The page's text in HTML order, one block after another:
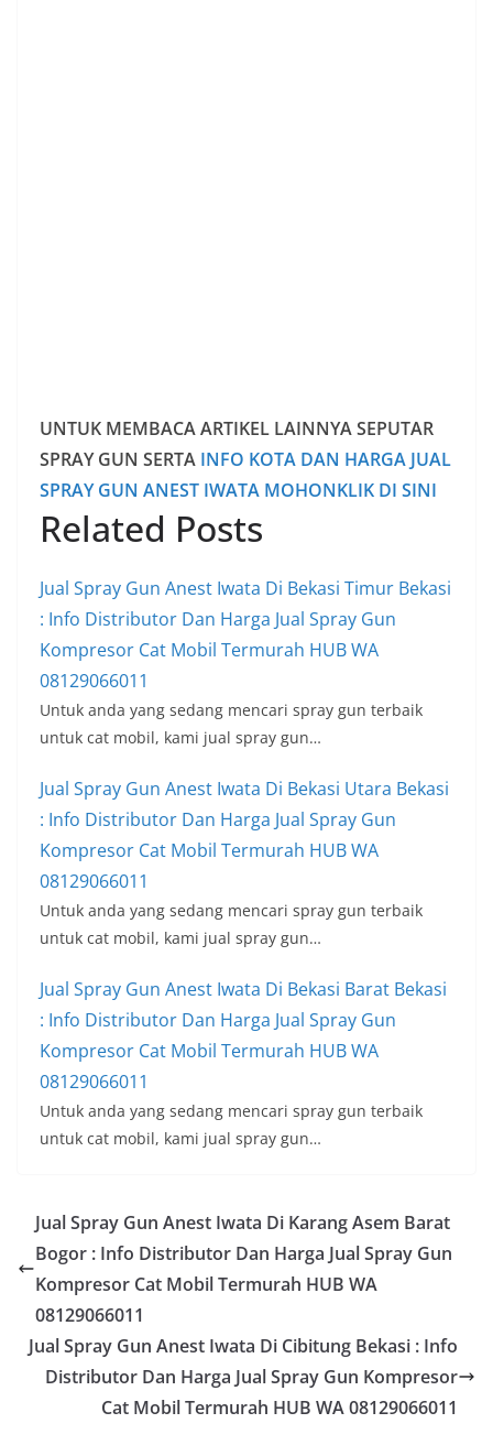
UNTUK MEMBACA ARTIKEL LAINNYA SEPUTAR
SPRAY GUN SERTA INFO KOTA DAN HARGA JUAL
SPRAY GUN ANEST IWATA MOHONKLIK DI SINI
Related Posts
Jual Spray Gun Anest Iwata Di Bekasi Timur Bekasi
: Info Distributor Dan Harga Jual Spray Gun
Kompresor Cat Mobil Termurah HUB WA
08129066011
Untuk anda yang sedang mencari spray gun terbaik
untuk cat mobil, kami jual spray gun…
Jual Spray Gun Anest Iwata Di Bekasi Utara Bekasi
: Info Distributor Dan Harga Jual Spray Gun
Kompresor Cat Mobil Termurah HUB WA
08129066011
Untuk anda yang sedang mencari spray gun terbaik
untuk cat mobil, kami jual spray gun…
Jual Spray Gun Anest Iwata Di Bekasi Barat Bekasi
: Info Distributor Dan Harga Jual Spray Gun
Kompresor Cat Mobil Termurah HUB WA
08129066011
Untuk anda yang sedang mencari spray gun terbaik
untuk cat mobil, kami jual spray gun…
Jual Spray Gun Anest Iwata Di Karang Asem Barat
Bogor : Info Distributor Dan Harga Jual Spray Gun
Kompresor Cat Mobil Termurah HUB WA
08129066011
Jual Spray Gun Anest Iwata Di Cibitung Bekasi : Info
Distributor Dan Harga Jual Spray Gun Kompresor
Cat Mobil Termurah HUB WA 08129066011